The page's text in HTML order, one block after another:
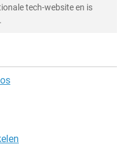
tech-website en is